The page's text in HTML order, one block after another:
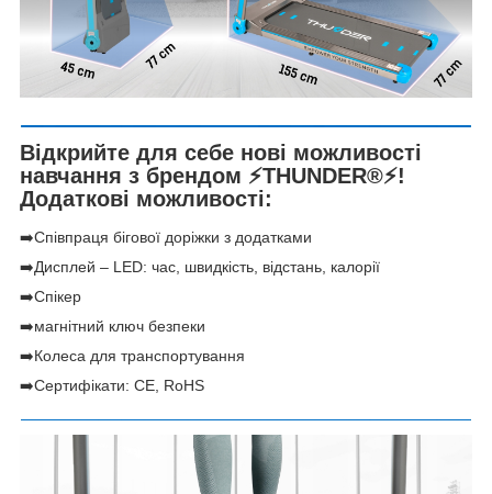
Відкрийте для себе нові можливості
навчання з брендом ⚡THUNDER®️⚡!
Додаткові можливості:
➡️Співпраця бігової доріжки з додатками
➡️Дисплей – LED: час, швидкість, відстань, калорії
➡️Спікер
➡️магнітний ключ безпеки
➡️Колеса для транспортування
➡️Сертифікати: CE, RoHS